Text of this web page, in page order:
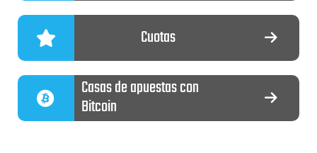
Cuotas
Casas de apuestas con
Bitcoin